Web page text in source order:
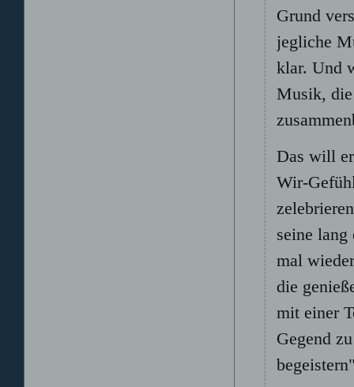
Grund
jegliche
klar. Und
Musik,
Das will
Wir-
seine
mal
die
mit einer
Gegend